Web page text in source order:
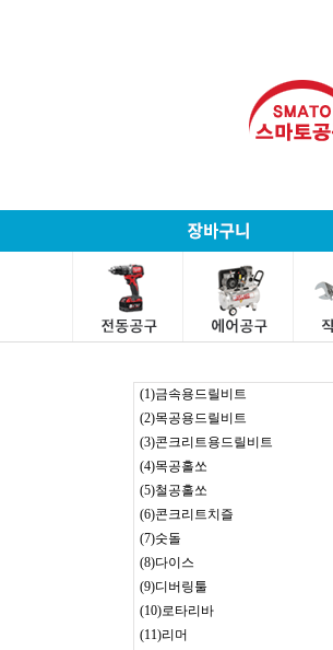
(1)금속용드릴비트
(2)목공용드릴비트
(3)콘크리트용드릴비트
(4)목공홀쏘
(5)철공홀쏘
(6)콘크리트치즐
(7)숫돌
(8)다이스
(9)디버링툴
(10)로타리바
(11)리머